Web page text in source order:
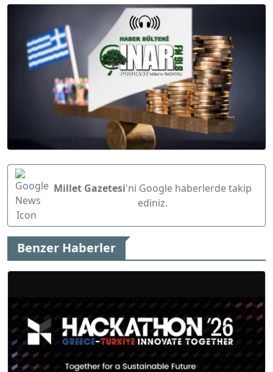
Millet Gazetesi'ni Google haberlerde takip
ediniz.
Benzer Haberler